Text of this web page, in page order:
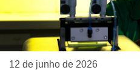
12 de junho de 2026